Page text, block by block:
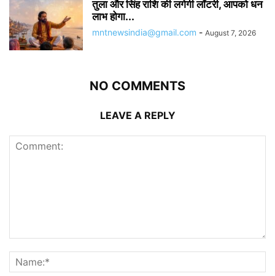
तुला और सिंह राशि की लगेगी लॉटरी, आपको धन
लाभ होगा...
mntnewsindia@gmail.com - August 7, 2026
NO COMMENTS
LEAVE A REPLY